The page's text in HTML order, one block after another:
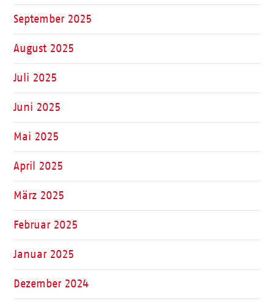
September 2025
August 2025
Juli 2025
Juni 2025
Mai 2025
April 2025
März 2025
Februar 2025
Januar 2025
Dezember 2024